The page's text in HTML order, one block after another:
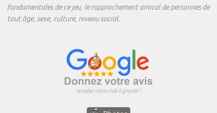
fondamentales de ce jeu, le rapprochement amical de personnes de
tout âge, sexe, culture, niveau social.
et aidez notre club à grandir !